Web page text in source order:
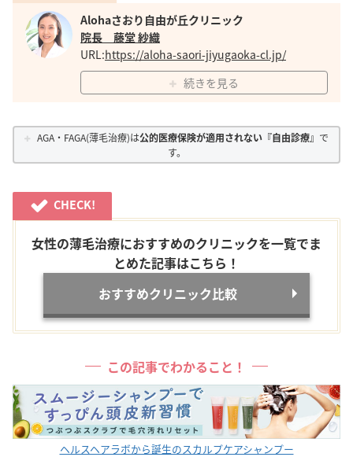
Alohaさおり自由が丘クリニック
院長 藤堂 紗織
URL:https://aloha-saori-jiyugaoka-cl.jp/
続きを見る
AGA・FAGA(薄毛治療)は公的医療保険が適用されない『自由診療』 で
す。
CHECK!
女性の薄毛治療におすすめのクリニックを一覧でま
とめた記事はこちら！
おすすめクリニック比較
この記事でわかること！
ヘルスヘアラボから誕生のスカルプケアシャンプー